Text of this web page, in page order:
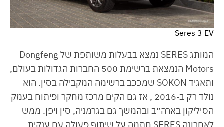
Seres 3 EV
המותג SERES נמצא בבעלות משותפת של Dongfeng
Motors הנמצאת ברשימת 500 החברות הגדולות בעולם,
ותאגיד SOKON שמככב ברשימה המקבילה בסין. הוא
נולד רק ב-2016 , אז גם הקים מרכז מחקר ופיתוח בעמק
הסיליקון בארה״ב ובהמשך גם בגרמניה, סין ויפן. ממש
לאחרונה SERES חתמה על שיתוף פעולה עם ענקית